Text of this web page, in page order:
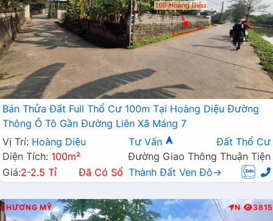
Bán Thửa Đất Full Thổ Cư 100m Tại Hoàng Diệu Đường
Thông Ô Tô Gần Đường Liên Xã Máng 7
Vị Trí: Hoàng Diệu Tư Vấn
Đất Thổ Cư
Diện Tích: 100m²
Đường Giao Thông Thuận Tiện
Giá:2-2.5 Tỉ Đã Có Sổ Thành Đất Ven Đô→
CHƯƠNG MỸ N 3815